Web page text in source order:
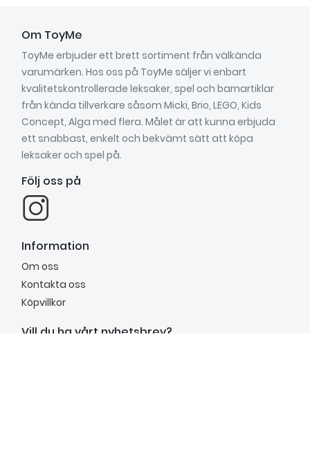
Om ToyMe
ToyMe erbjuder ett brett sortiment från välkända
varumärken. Hos oss på ToyMe säljer vi enbart
kvalitetskontrollerade leksaker, spel och barnartiklar
från kända tillverkare såsom Micki, Brio, LEGO, Kids
Concept, Alga med flera. Målet är att kunna erbjuda
ett snabbast, enkelt och bekvämt sätt att köpa
leksaker och spel på.
Följ oss på
Information
Om oss
Kontakta oss
Köpvillkor
Vill du ha vårt nyhetsbrev?